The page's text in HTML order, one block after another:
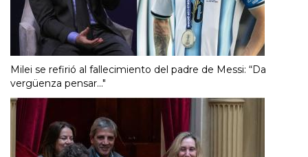
Milei se refirió al fallecimiento del padre de Messi: “Da
vergüenza pensar..."